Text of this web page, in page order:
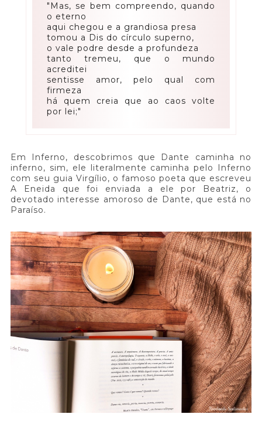
"Mas, se bem compreendo, quando
o eterno
aqui chegou e a grandiosa presa
tomou a Dis do círculo superno,
o vale podre desde a profundeza
tanto tremeu, que o mundo
acreditei
sentisse amor, pelo qual com
firmeza
há quem creia que ao caos volte
por lei;"
Em Inferno, descobrimos que Dante caminha no
inferno, sim, ele literalmente caminha pelo Inferno
com seu guia Virgílio, o famoso poeta que escreveu
A Eneida que foi enviada a ele por Beatriz, o
devotado interesse amoroso de Dante, que está no
Paraíso.